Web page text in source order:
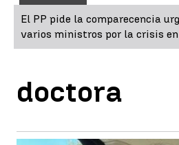
El PP pide la comparecencia
varios ministros por la crisis
doctora